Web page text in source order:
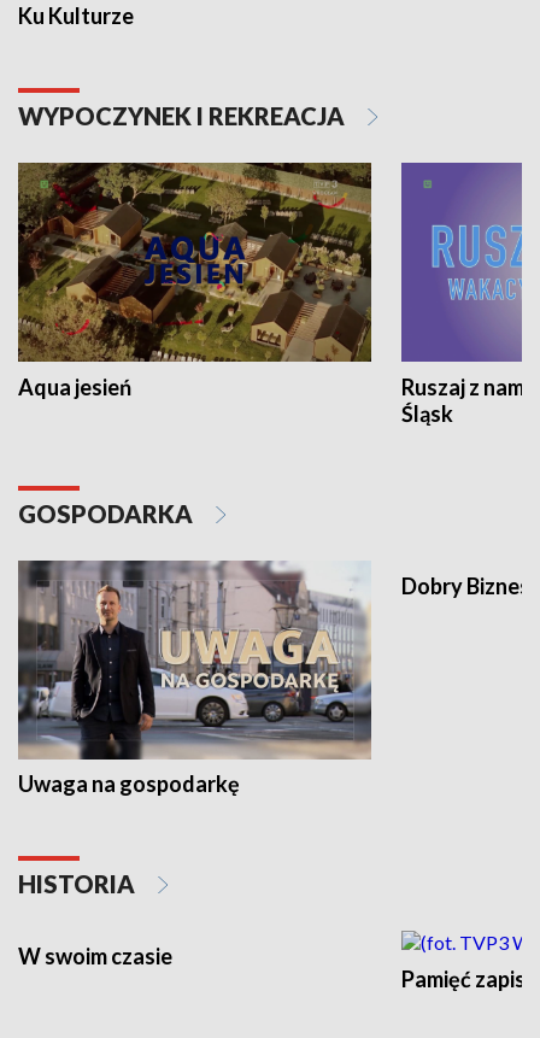
Ku Kulturze
WYPOCZYNEK I REKREACJA
Aqua jesień
Ruszaj z
Śląsk
GOSPODARKA
Uwaga na gospodarkę
Dobry Biznes
HISTORIA
W swoim czasie
Pamięć